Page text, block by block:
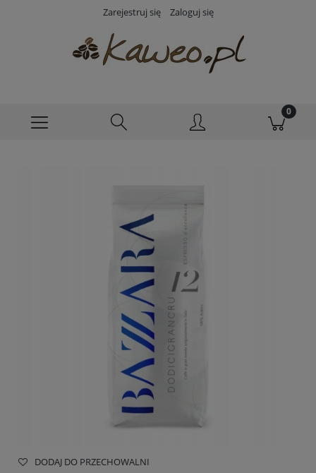
Zarejestruj się Zaloguj się
DODAJ DO PRZECHOWALNI